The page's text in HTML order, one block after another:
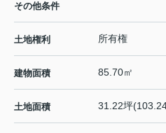
その他条件
土地権利 所有権
建物面積 85.70㎡
土地面積 31.22坪